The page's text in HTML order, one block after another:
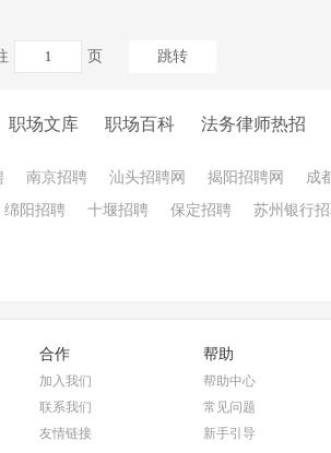
页 跳转
职场文库 职场百科 法务律师热招
南京招聘 汕头招聘网 揭阳招聘网 成
绵阳招聘 十堰招聘 保定招聘 苏州银行
合作
加入我们
联系我们
友情链接
帮助
帮助中心
常见问题
新手引导